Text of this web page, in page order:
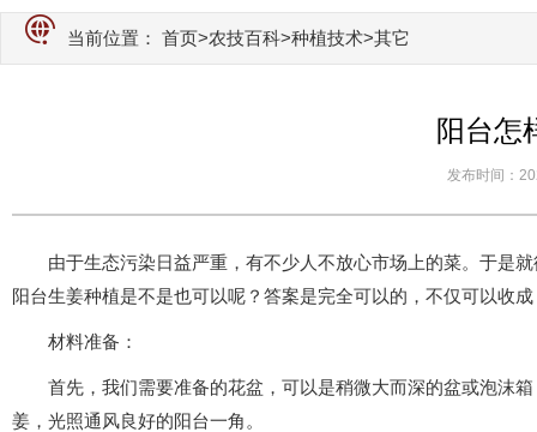
当前位置： 首页>农技百科>种植技术>其它
阳台怎
发布时间：
由于生态污染日益严重，有不少人不放心市场上的菜。于是
阳台生姜种植是不是也可以呢？答案是完全可以的，不仅可以收
材料准备：
首先，我们需要准备的花盆，可以是稍微大而深的盆或泡沫
姜，光照通风良好的阳台一角。